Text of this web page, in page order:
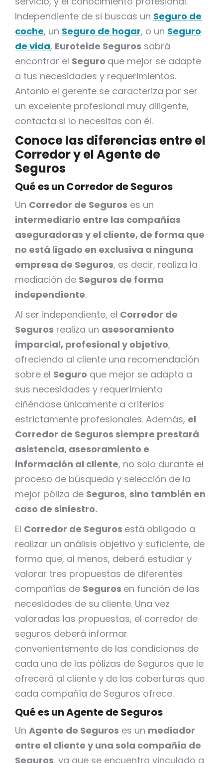
Independiente de si buscas un Seguro de
coche, un Seguro de hogar, o un Seguro
de vida, Euroteide Seguros sabrá
encontrar el Seguro que mejor se adapte
a tus necesidades y requerimientos.
Antonio el gerente se caracteriza por ser
un excelente profesional muy diligente,
contacta si lo necesitas con él.
Conoce las diferencias entre el
Corredor y el Agente de
Seguros
Qué es un Corredor de Seguros
Un Corredor de Seguros es un
intermediario entre las compañías
aseguradoras y el cliente, de forma que
no está ligado en exclusiva a ninguna
empresa de Seguros, es decir, realiza la
mediación de Seguros de forma
independiente.
Al ser independiente, el Corredor de
Seguros realiza un asesoramiento
imparcial, profesional y objetivo,
ofreciendo al cliente una recomendación
sobre el Seguro que mejor se adapta a
sus necesidades y requerimiento
ciñéndose únicamente a criterios
estrictamente profesionales. Además, el
Corredor de Seguros siempre prestará
asistencia, asesoramiento e
información al cliente, no solo durante el
proceso de búsqueda y selección de la
mejor póliza de Seguros, sino también en
caso de siniestro.
El Corredor de Seguros está obligado a
realizar un análisis objetivo y suficiente, de
forma que, al menos, deberá estudiar y
valorar tres propuestas de diferentes
compañías de Seguros en función de las
necesidades de su cliente. Una vez
valoradas las propuestas, el corredor de
seguros deberá informar
convenientemente de las condiciones de
cada una de las pólizas de Seguros que le
ofrecerá al cliente y de las coberturas que
cada compañía de Seguros ofrece.
Qué es un Agente de Seguros
Un Agente de Seguros es un mediador
entre el cliente y una sola compañía de
Seguros, ya que se encuentra vinculado a